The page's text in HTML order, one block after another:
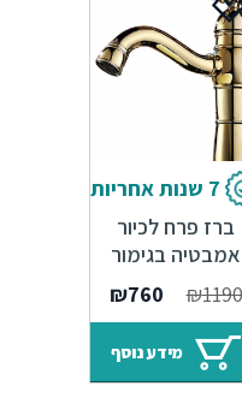
7 שנות אחריות
ברז פרח לכיור
אמבטיה בגימור
ברונזה צהובה מט
מוברש – 7 שנות
₪1190
המחיר
המקורי
₪760
הנוכחי